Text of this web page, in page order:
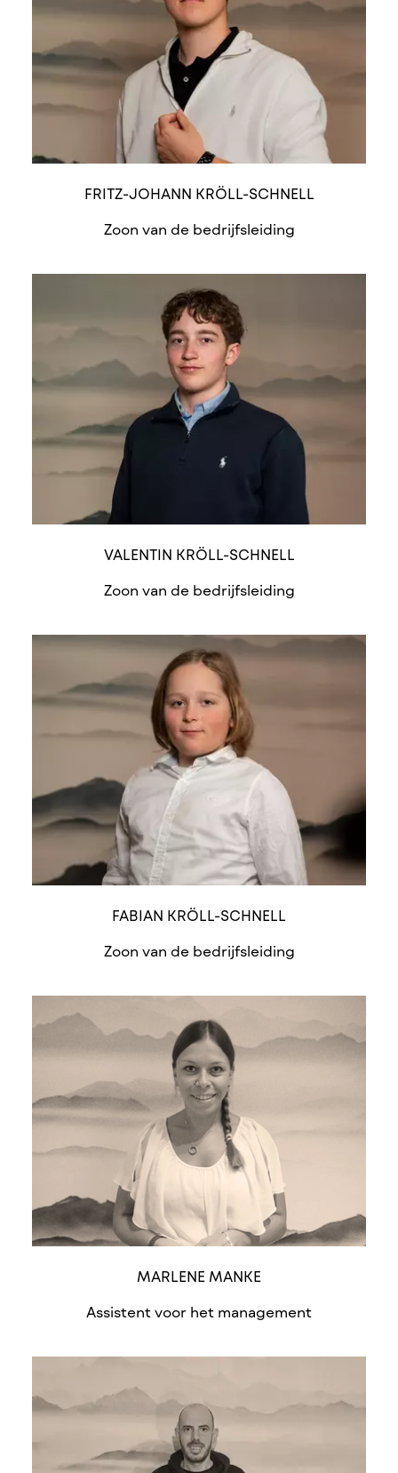
FRITZ-JOHANN KRÖLL-SCHNELL
Zoon van de bedrijfsleiding
VALENTIN KRÖLL-SCHNELL
Zoon van de bedrijfsleiding
FABIAN KRÖLL-SCHNELL
Zoon van de bedrijfsleiding
MARLENE MANKE
Assistent voor het management